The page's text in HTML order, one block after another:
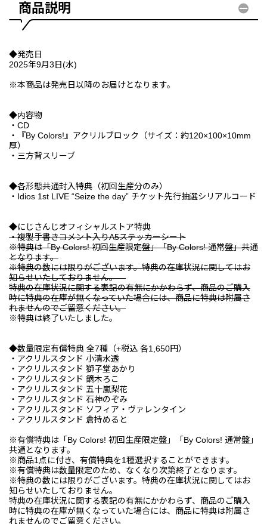
商品説明
◆発売日
2025年9月3日(水)
※本商品は発売日以降のお届けとなります。
◆内容物
・CD
・『By Colors!』アクリルブロック（サイズ：約120×100×10mm
厚）
・三方背スリーブ
◆各形態共通封入特典（初回生産分のみ）
・Idios 1st LIVE “Seize the day” チケット先行抽選シリアルコード
◆にじさんじオフィシャルストア特典
・複製手書きコメント入りA5ステッカーシート
※特典は「By Colors! 初回生産限定盤」「By Colors! 通常盤」共通
となります。
※特典の数には限りがございます。特典の在庫状況に関してはお
知らせいたしておりません。
特典の在庫状況に関する表記の有無にかかわらず、商品のご購入
時に特典の在庫が無くなっていた場合には、商品に特典は附属さ
れませんのでご留意ください。
※特典は終了いたしました。
◆数量限定有償特典 全7種（+税込 各1,650円）
・アクリルスタンド 小清水透
・アクリルスタンド 獅子堂あかり
・アクリルスタンド 鏑木ろこ
・アクリルスタンド 五十嵐梨花
・アクリルスタンド 石神のぞみ
・アクリルスタンド ソフィア・ヴァレンタイン
・アクリルスタンド 倉持めると
※有償特典は「By Colors! 初回生産限定盤」「By Colors! 通常盤」
共通となります。
※商品1点に付き、有償特典を1種選択することができます。
※有償特典は数量限定のため、なくなり次第終了となります。
※特典の数には限りがございます。特典の在庫状況に関してはお
知らせいたしておりません。
特典の在庫状況に関する表記の有無にかかわらず、商品のご購入
時に特典の在庫が無くなっていた場合には、商品に特典は附属さ
れませんのでご留意ください。